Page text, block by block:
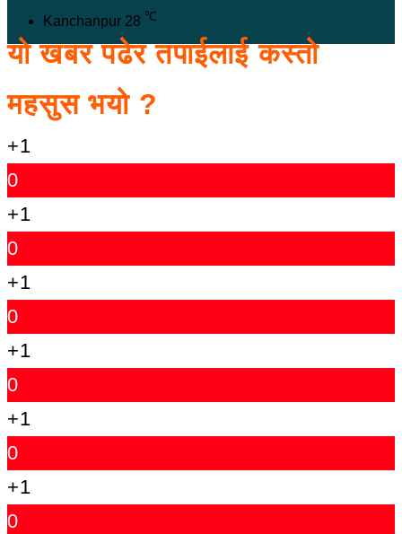
Kanchanpur 28 ℃
यो खबर पढेर तपाईलाई कस्तो
महसुस भयो ?
+1
0
+1
0
+1
0
+1
0
+1
0
+1
0